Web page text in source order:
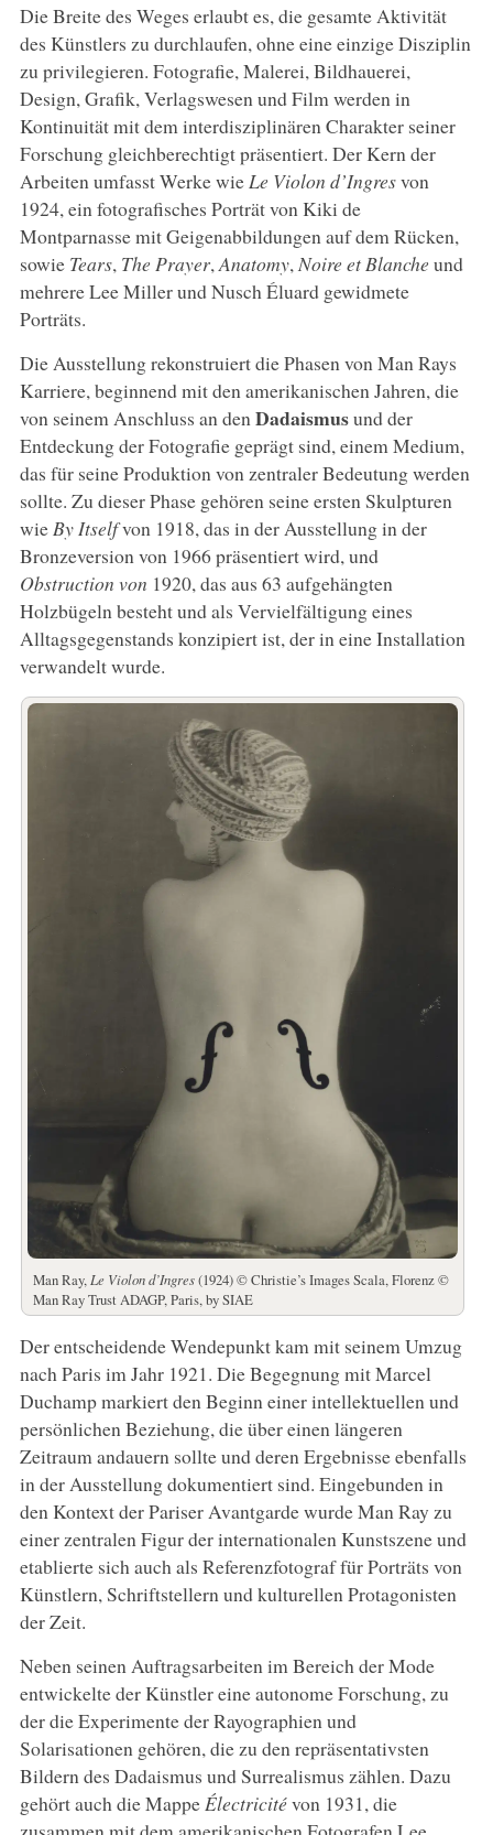
Die Breite des Weges erlaubt es, die gesamte Aktivität
des Künstlers zu durchlaufen, ohne eine einzige Disziplin
zu privilegieren. Fotografie, Malerei, Bildhauerei,
Design, Grafik, Verlagswesen und Film werden in
Kontinuität mit dem interdisziplinären Charakter seiner
Forschung gleichberechtigt präsentiert. Der Kern der
Arbeiten umfasst Werke wie Le Violon d’Ingresvon
1924, ein fotografisches Porträt von Kiki de
Montparnasse mit Geigenabbildungen auf dem Rücken,
sowie Tears, The Prayer, Anatomy, Noire et Blancheund
mehrere Lee Miller und Nusch Éluard gewidmete
Porträts.
Die Ausstellung rekonstruiert die Phasen von Man Rays
Karriere, beginnend mit den amerikanischen Jahren, die
von seinem Anschluss an den Dadaismusund der
Entdeckung der Fotografie geprägt sind, einem Medium,
das für seine Produktion von zentraler Bedeutung werden
sollte. Zu dieser Phase gehören seine ersten Skulpturen
wie By Itselfvon 1918, das in der Ausstellung in der
Bronzeversion von 1966 präsentiert wird, und
Obstruction von 1920, das aus 63 aufgehängten
Holzbügeln besteht und als Vervielfältigung eines
Alltagsgegenstands konzipiert ist, der in eine Installation
verwandelt wurde.
Man Ray, Le Violon d’Ingres(1924) © Christie’s Images Scala, Florenz ©
Man Ray Trust ADAGP, Paris, by SIAE
Der entscheidende Wendepunkt kam mit seinem Umzug
nach Paris im Jahr 1921. Die Begegnung mit Marcel
Duchamp markiert den Beginn einer intellektuellen und
persönlichen Beziehung, die über einen längeren
Zeitraum andauern sollte und deren Ergebnisse ebenfalls
in der Ausstellung dokumentiert sind. Eingebunden in
den Kontext der Pariser Avantgarde wurde Man Ray zu
einer zentralen Figur der internationalen Kunstszene und
etablierte sich auch als Referenzfotograf für Porträts von
Künstlern, Schriftstellern und kulturellen Protagonisten
der Zeit.
Neben seinen Auftragsarbeiten im Bereich der Mode
entwickelte der Künstler eine autonome Forschung, zu
der die Experimente der Rayographien und
Solarisationen gehören, die zu den repräsentativsten
Bildern des Dadaismus und Surrealismus zählen. Dazu
gehört auch die MappeÉlectricitévon 1931, die